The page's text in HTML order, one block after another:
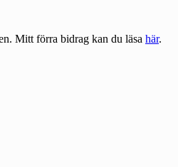
. Mitt förra bidrag kan du läsa här.